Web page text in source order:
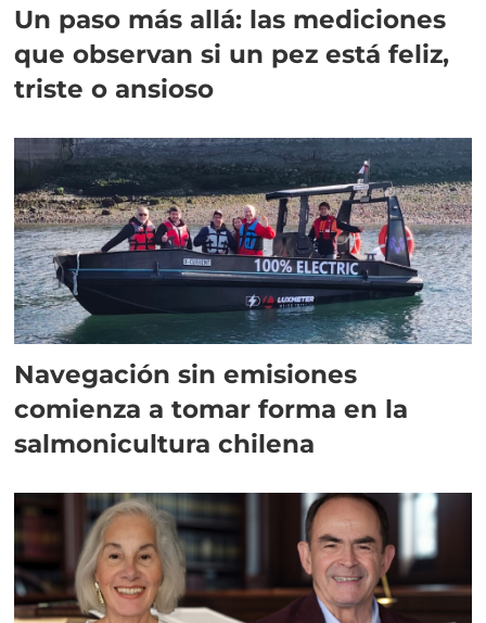
Un paso más allá: las mediciones
que observan si un pez está feliz,
triste o ansioso
Navegación sin emisiones
comienza a tomar forma en la
salmonicultura chilena